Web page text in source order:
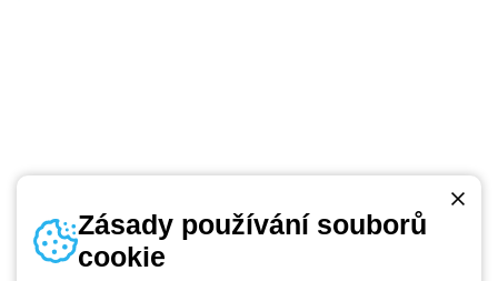
Telefonní číslo
Zásady používání souborů
cookie